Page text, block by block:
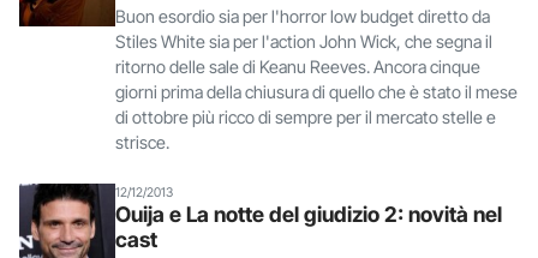
Buon esordio sia per l'horror low budget diretto da
Stiles White sia per l'action John Wick, che segna il
ritorno delle sale di Keanu Reeves. Ancora cinque
giorni prima della chiusura di quello che è stato il mese
di ottobre più ricco di sempre per il mercato stelle e
strisce.
12/12/2013
Ouija e La notte del giudizio 2: novità nel
cast